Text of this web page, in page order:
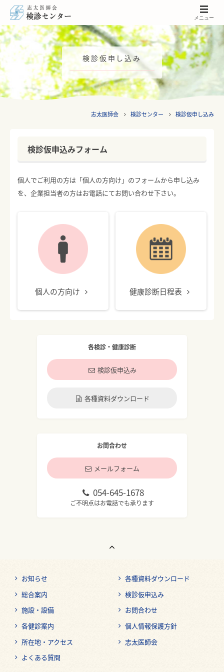
メニュー
検診仮申し込み
志太医師会 検診センター 検診仮申し込み
検診仮申込みフォーム
個人でご利用の方は「個人の方向け」のフォームから申し込み
を、企業担当者の方はお電話にてお問い合わせ下さい。
個人の方向け 健康診断日程表
各検診・健康診断
検診仮申込み
各種資料ダウンロード
お問合わせ
メールフォーム
054-645-1678
ご不明点はお電話でも承ります
お知らせ
総合案内
施設・設備
各健診案内
所在地・アクセス
よくある質問
各種資料ダウンロード
検診仮申込み
お問合わせ
個人情報保護方針
志太医師会